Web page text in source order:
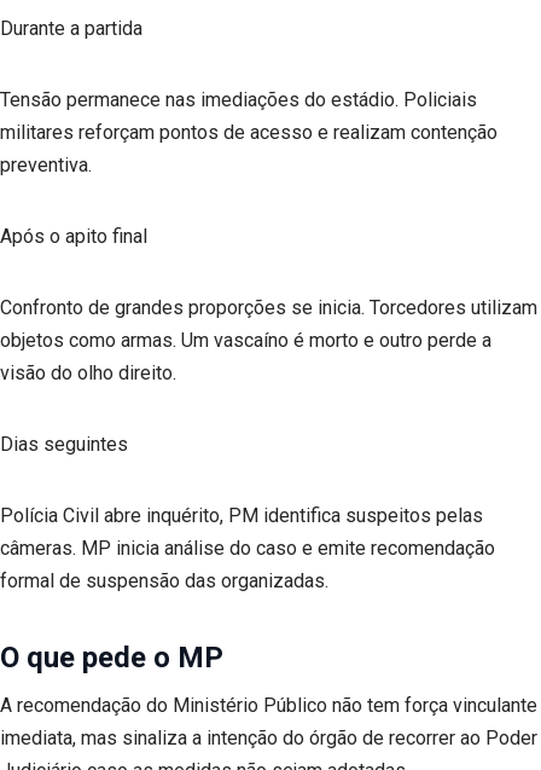
Durante a partida
Tensão permanece nas imediações do estádio. Policiais
militares reforçam pontos de acesso e realizam contenção
preventiva.
Após o apito final
Confronto de grandes proporções se inicia. Torcedores utilizam
objetos como armas. Um vascaíno é morto e outro perde a
visão do olho direito.
Dias seguintes
Polícia Civil abre inquérito, PM identifica suspeitos pelas
câmeras. MP inicia análise do caso e emite recomendação
formal de suspensão das organizadas.
O que pede o MP
A recomendação do Ministério Público não tem força vinculante
imediata, mas sinaliza a intenção do órgão de recorrer ao Poder